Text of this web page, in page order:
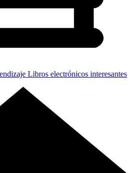
Libros electrónicos interesantes